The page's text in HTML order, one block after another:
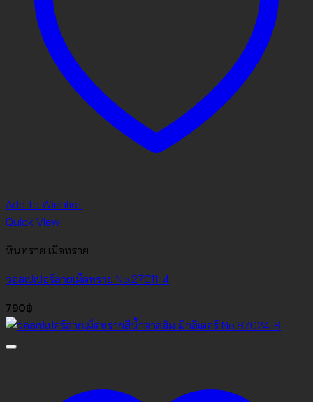
Add to Wishlist
Quick View
หินทราย เม็ดทราย
วอลเปเปอร์ลายเม็ดทราย No.27011-4
790฿